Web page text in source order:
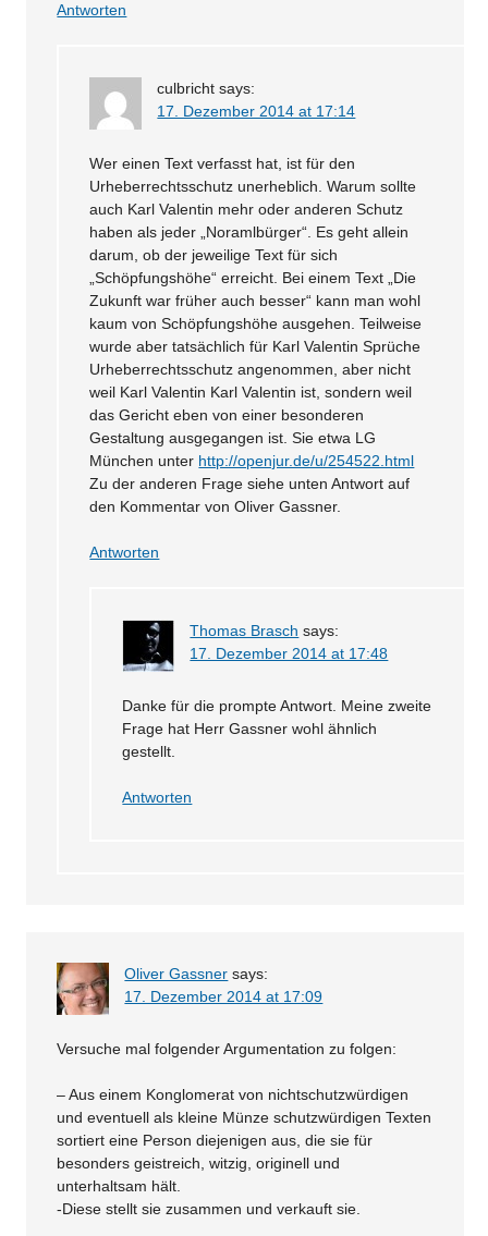
Antworten
culbricht says:
17. Dezember 2014 at 17:14
Wer einen Text verfasst hat, ist für den
Urheberrechtsschutz unerheblich. Warum sollte
auch Karl Valentin mehr oder anderen Schutz
haben als jeder „Noramlbürger“. Es geht allein
darum, ob der jeweilige Text für sich
„Schöpfungshöhe“ erreicht. Bei einem Text „Die
Zukunft war früher auch besser“ kann man wohl
kaum von Schöpfungshöhe ausgehen. Teilweise
wurde aber tatsächlich für Karl Valentin Sprüche
Urheberrechtsschutz angenommen, aber nicht
weil Karl Valentin Karl Valentin ist, sondern weil
das Gericht eben von einer besonderen
Gestaltung ausgegangen ist. Sie etwa LG
München unter http://openjur.de/u/254522.html
Zu der anderen Frage siehe unten Antwort auf
den Kommentar von Oliver Gassner.
Antworten
Thomas Brasch says:
17. Dezember 2014 at 17:48
Danke für die prompte Antwort. Meine zweite
Frage hat Herr Gassner wohl ähnlich
gestellt.
Antworten
Oliver Gassner says:
17. Dezember 2014 at 17:09
Versuche mal folgender Argumentation zu folgen:
– Aus einem Konglomerat von nichtschutzwürdigen
und eventuell als kleine Münze schutzwürdigen Texten
sortiert eine Person diejenigen aus, die sie für
besonders geistreich, witzig, originell und
unterhaltsam hält.
-Diese stellt sie zusammen und verkauft sie.